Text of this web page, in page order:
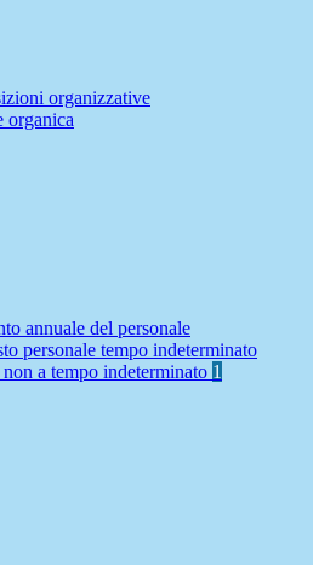
organizzative
organica
annuale del personale
personale tempo indeterminato
non a tempo indeterminato 1